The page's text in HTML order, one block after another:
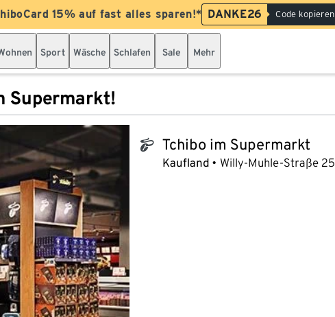
15% auf fast alles sparen!* DANKE26 Code kopieren
Sport Wäsche Schlafen Sale Mehr
Supermarkt!
tchibo_logo Tchibo im Supermarkt
Kaufland Willy-Muhle-Straße 25